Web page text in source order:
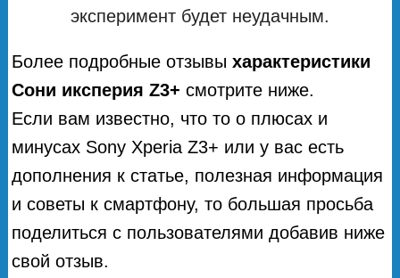
эксперимент будет неудачным.
Более подробные отзывыхарактеристики
Сони иксперия Z3+ смотрите ниже.
Если вам известно, что то о плюсах и
минусах Sony Xperia Z3+ или у вас есть
дополнения к статье, полезная информация
и советы к смартфону, то большая просьба
поделиться с пользователями добавив ниже
свой отзыв.